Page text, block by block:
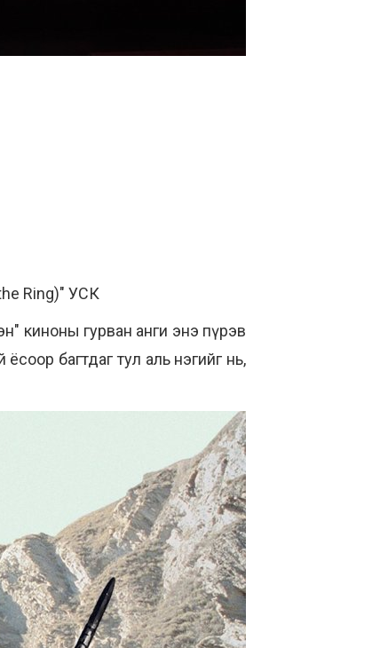
the Ring)" УСК
киноны гурван анги энэ пүрэв
багтдаг тул аль нэгийг нь,